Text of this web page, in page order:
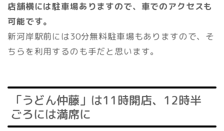
店舗横には駐車場ありますので、車でのアクセスも
可能です。
新河岸駅前には30分無料駐車場もありますので、そ
ちらを利用するのも手だと思います。
「うどん仲藤」は11時開店、12時半
ごろには満席に